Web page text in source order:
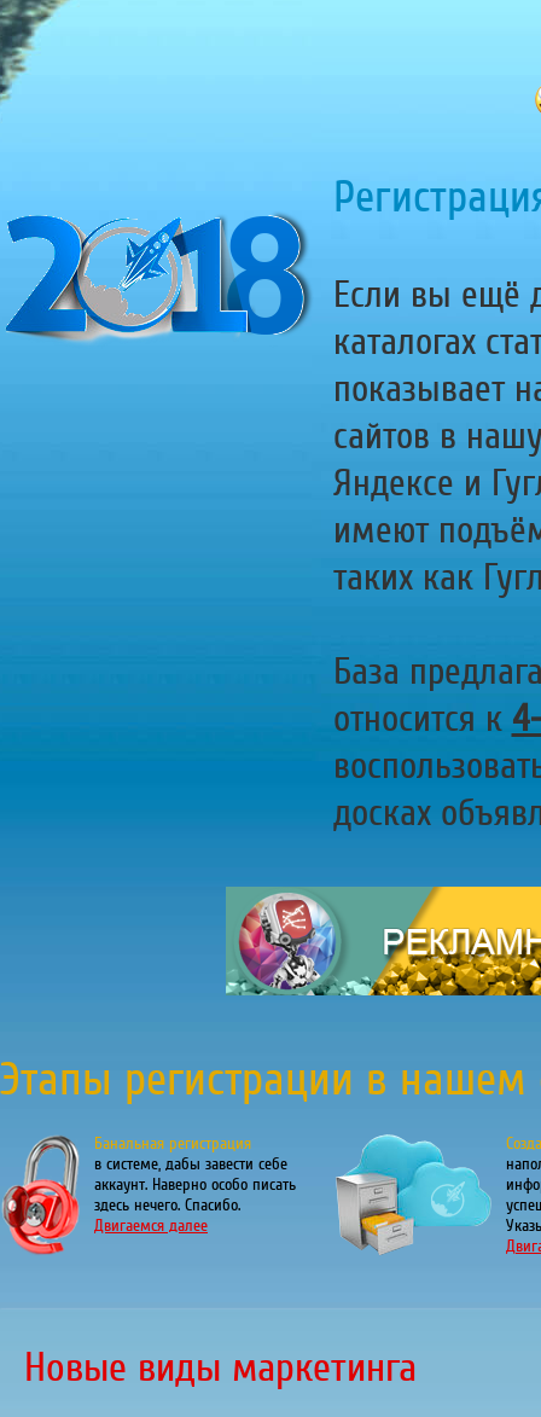
Если вы ещё
каталогах
показывает
сайтов в
Яндексе и
имеют
таких как
База
относится к
досках
Этапы регистрации в нашем
Банальная регистрация
в системе, дабы завести себе
аккаунт. Наверно особо писать
здесь нечего. Спасибо.
Двигаемся далее
Новые виды маркетинга